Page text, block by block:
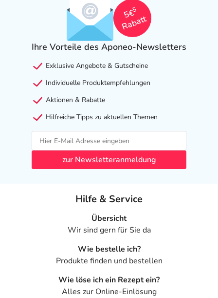
5€
5
Rabatt
Ihre Vorteile des Aponeo-Newsletters
Exklusive Angebote & Gutscheine
Individuelle Produktempfehlungen
Aktionen & Rabatte
Hilfreiche Tipps zu aktuellen Themen
zur Newsletteranmeldung
Hilfe & Service
Übersicht
Wir sind gern für Sie da
Wie bestelle ich?
Produkte finden und bestellen
Wie löse ich ein Rezept ein?
Alles zur Online-Einlösung